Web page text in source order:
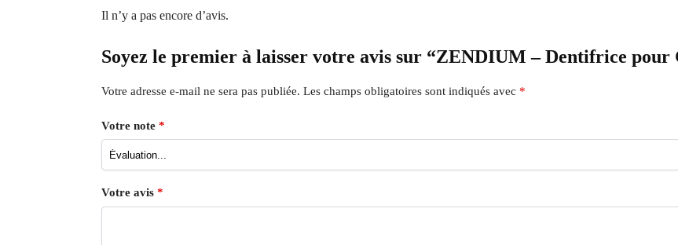
Il n’y a pas encore d’avis.
Soyez le premier à laisser votre avis sur “ZENDIUM – Dentifrice pour
Votre adresse e-mail ne sera pas publiée. Les champs obligatoires sont indiqués avec *
Votre note *
Votre avis *